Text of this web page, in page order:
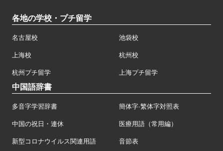
各地の学校・プチ留学
名古屋校 池袋校
上海校 杭州校
杭州プチ留学 上海プチ留学
中国語辞書
多音字学習辞書 簡体字·繁体字対照表
中国の祝日・連休 医療用語（常用編）
新型コロナウイルス関連用語 音節表